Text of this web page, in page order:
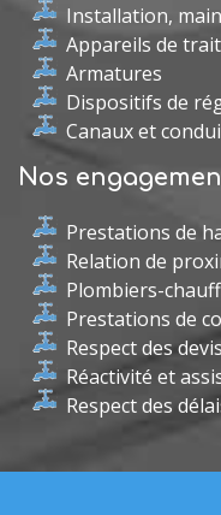
Installation,
Appareils de
Armatures
Dispositifs de
Canaux et
Nos
Prestations de
Relation de
Plombiers-
Prestations de
Respect des
Réactivité et
Respect des